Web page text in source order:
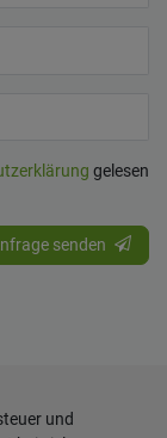
gelesen
senden
und